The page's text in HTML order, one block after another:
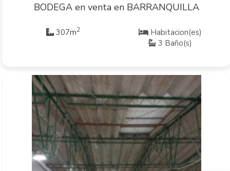
BODEGA en venta en BARRANQUILLA
307m2
Habitacion(es)
3 Baño(s)
VER INMUEBLE